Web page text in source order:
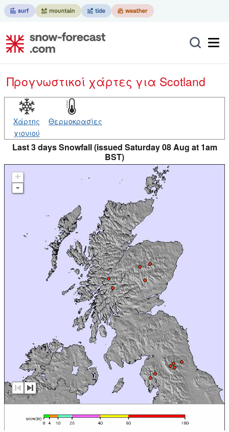
Προγνωστικοί χάρτες για Scotland
Χάρτης
χιονιού
Θερμοκρασίες
Last 3 days Snowfall (issued Saturday 08 Aug at 1am
BST)
+
-